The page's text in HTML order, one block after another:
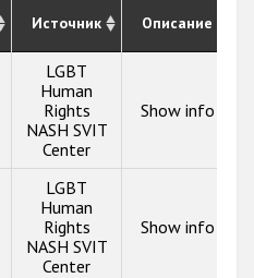
Источник Описание
LGBT
Human
Rights
NASH SVIT
Center
Show info
LGBT
Human
Rights
NASH SVIT
Center
Show info